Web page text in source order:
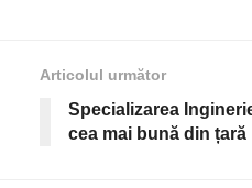
Articolul următor
Specializarea
cea mai bună din țară